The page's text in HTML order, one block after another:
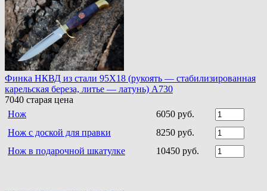
Финка НКВД из стали 95Х18 (рукоять — стабилизированная
карельская береза, литье — латунь) A730
7040 старая цена
Нож
6050 руб.
Нож с доской для правки
8250 руб.
Нож в подарочной шкатулке
10450 руб.